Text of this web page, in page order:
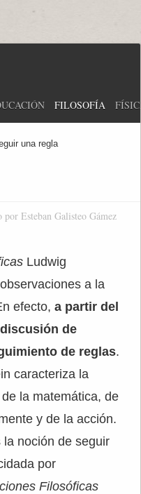
FILOSOFÍA
una regla
por Esteban Galisteo Gámez
Ludwig
a la
efecto, a partir del
de
de reglas.
caracteriza la
la matemática, de
y de la acción.
noción de seguir
por
Filosóficas